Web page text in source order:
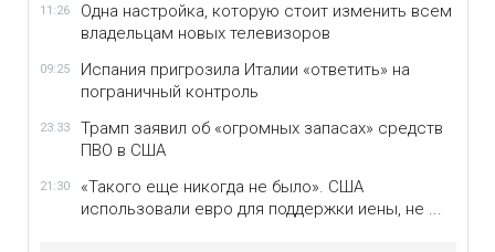
11:26
Одна настройка, которую стоит изменить всем
владельцам новых телевизоров
09:25
Испания пригрозила Италии «ответить» на
пограничный контроль
23:33
Трамп заявил об «огромных запасах» средств
ПВО в США
21:30
«Такого еще никогда не было». США
использовали евро для поддержки иены, не ...